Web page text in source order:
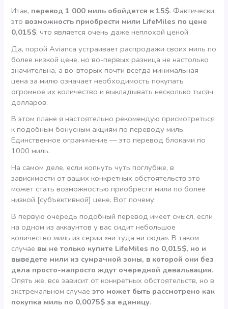
Итак, перевод 1 000 миль обойдется в 15$. Фактически,
это возможность приобрести мили LifeMiles по цене
0,015$, что является очень даже неплохой ценой.
Да, порой Avianca устраивает распродажи своих миль по
более низкой цене, но во-первых разница не настолько
значительна, а во-вторых почти всегда минимальная
цена за милю означает необходимость покупать
огромное их количество и выкладывать несколько тысяч
долларов.
В этом плане я настоятельно рекомендую присмотреться
к подобным бонусным акциям по переводу миль.
Единственное ограничение — это перевод блоками по
1000 миль.
На самом деле, если копнуть чуть поглубже, в
зависимости от ваших конкретных обстоятельств это
может стать возможностью приобрести мили по более
низкой [субъективной] цене. Вот почему:
В первую очередь подобный перевод имеет смысл, если
на одном из аккаунтов у вас сидит небольшое
количество миль из серии «ни туда ни сюда». В таком
случае вы не только купите LifeMiles по 0,015$, но и
выведете мили из сумрачной зоны, в которой они без
дела просто-напросто ждут очередной девальвации.
Опять же, все зависит от конкретных обстоятельств, но в
экстремальном случаеэто может быть рассмотрено как
покупка миль по 0,0075$ за единицу.